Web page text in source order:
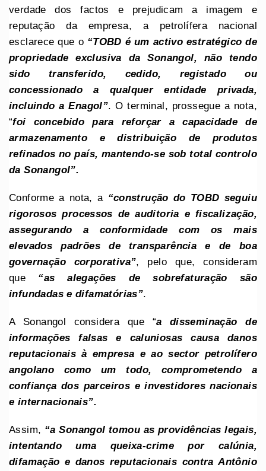
verdade dos factos e prejudicam a imagem e
reputação da empresa, a petrolífera nacional
esclarece que o “TOBD é um activo estratégico de
propriedade exclusiva da Sonangol, não tendo
sido transferido, cedido, registado ou
concessionado a qualquer entidade privada,
incluindo a Enagol”. O terminal, prossegue a nota,
“foi concebido para reforçar a capacidade de
armazenamento e distribuição de produtos
refinados no país, mantendo-se sob total controlo
da Sonangol”.
Conforme a nota, a “construção do TOBD seguiu
rigorosos processos de auditoria e fiscalização,
assegurando a conformidade com os mais
elevados padrões de transparência e de boa
governação corporativa”, pelo que, consideram
que “as alegações de sobrefaturação são
infundadas e difamatórias”.
A Sonangol considera que “a disseminação de
informações falsas e caluniosas causa danos
reputacionais à empresa e ao sector petrolífero
angolano como um todo, comprometendo a
confiança dos parceiros e investidores nacionais
e internacionais”.
Assim, “a Sonangol tomou as providências legais,
intentando uma queixa-crime por calúnia,
difamação e danos reputacionais contra Antônio